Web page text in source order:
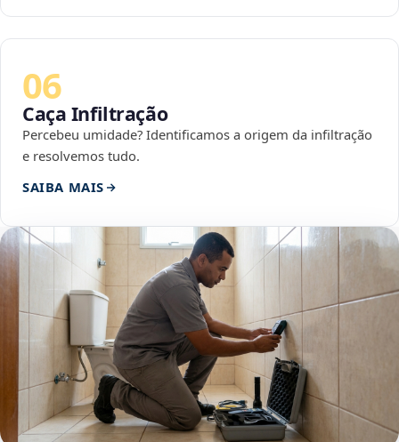
06
Caça Infiltração
Percebeu umidade? Identificamos a origem da infiltração
e resolvemos tudo.
SAIBA MAIS